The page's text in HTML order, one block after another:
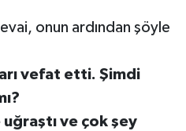
onun ardından şöyle
vefat etti. Şimdi
uğraştı ve çok şey